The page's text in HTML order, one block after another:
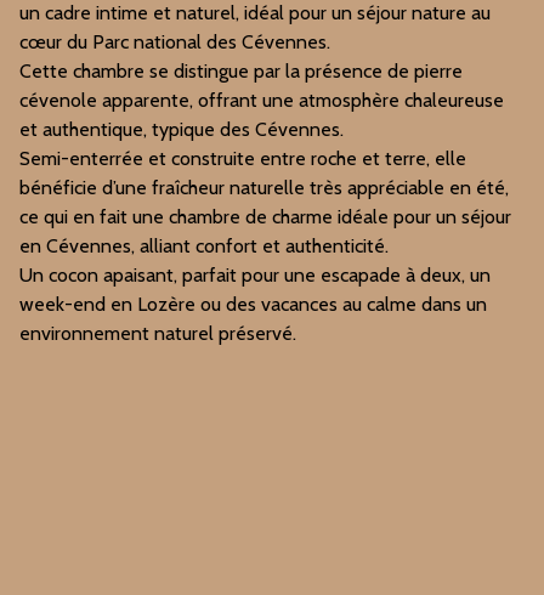
un cadre intime et naturel, idéal pour un séjour nature au
cœur du Parc national des Cévennes.
Cette chambre se distingue par la présence de pierre
cévenole apparente, offrant une atmosphère chaleureuse
et authentique, typique des Cévennes.
Semi-enterrée et construite entre roche et terre, elle
bénéficie d’une fraîcheur naturelle très appréciable en été,
ce qui en fait une chambre de charme idéale pour un séjour
en Cévennes, alliant confort et authenticité.
Un cocon apaisant, parfait pour une escapade à deux, un
week-end en Lozère ou des vacances au calme dans un
environnement naturel préservé.